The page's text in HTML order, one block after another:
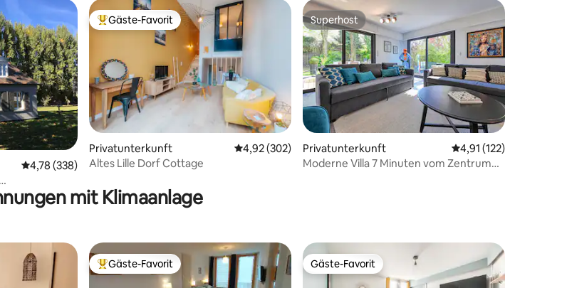
125 Bewertungen
Durchschnittliche Bewertung: 4,78 von 5, 338 Bewertungen
4,78 (338)
Beliebter Gäste-Favorit.
Gäste-Favorit
Privatunterkunft Durchschnittliche Bewertung: 4,92 von 5, 302 Bewertungen
4,92 (302)
Altes Lille Dorf Cottage
Superhost
Superhost
Privatunterkunft Durchschnittliche
4,91 (122)
Moderne Villa 7 Minuten vom Zentrum
mit Klimaanlage
Beliebter Gäste-Favorit.
Gäste-Favorit Gäste-Favorit
Gäste-Favorit